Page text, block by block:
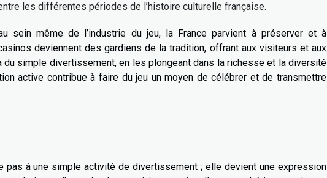
les différentes périodes de l’histoire culturelle française.
sein même de l’industrie du jeu, la France parvient à préserver et à
deviennent des gardiens de la tradition, offrant aux visiteurs et aux
du simple divertissement, en les plongeant dans la richesse et la diversité
active contribue à faire du jeu un moyen de célébrer et de transmettre
pas à une simple activité de divertissement ; elle devient une expression